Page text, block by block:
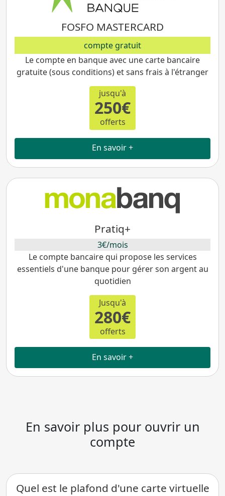
FOSFO MASTERCARD
compte gratuit
Le compte en banque avec une carte bancaire
gratuite (sous conditions) et sans frais à l'étranger
jusqu'à
250€
offerts
En savoir +
Pratiq+
3€/mois
Le compte bancaire qui propose les services
essentiels d'une banque pour gérer son argent au
quotidien
Jusqu'à
280€
offerts
En savoir +
En savoir plus pour ouvrir un
compte
Quel est le plafond d'une carte virtuelle